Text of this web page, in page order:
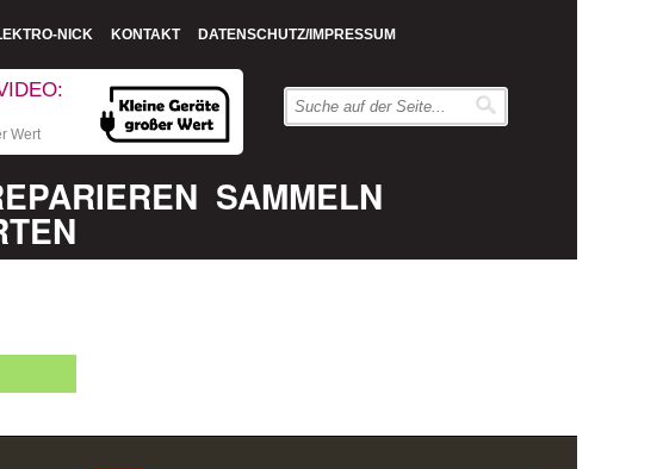
NICK KONTAKT DATENSCHUTZ/IMPRESSUM
Wert
SAMMELN